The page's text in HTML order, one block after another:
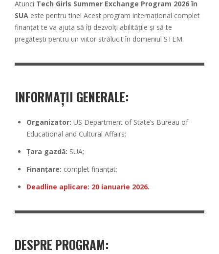
Atunci Tech Girls Summer Exchange Program 2026 în
SUA este pentru tine! Acest program internațional complet
finanțat te va ajuta să îți dezvolți abilitățile și să te
pregătești pentru un viitor strălucit în domeniul STEM.
INFORMAȚII GENERALE:
Organizator: US Department of State’s Bureau of
Educational and Cultural Affairs;
Țara gazdă: SUA;
Finanțare: complet finanțat;
Deadline aplicare: 20 ianuarie 2026.
DESPRE PROGRAM: